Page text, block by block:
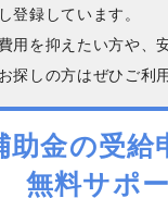
登録しています。
用を抑えたい方や、
探しの方はぜひご利
助金の受給
無料サポ